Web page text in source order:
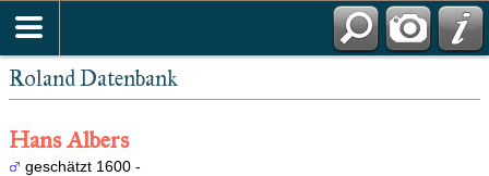
Roland Datenbank
Hans Albers
geschätzt 1600 -